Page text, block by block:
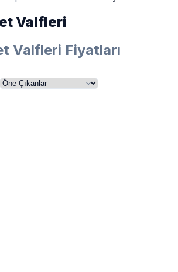
Valfleri
Valfleri Fiyatları